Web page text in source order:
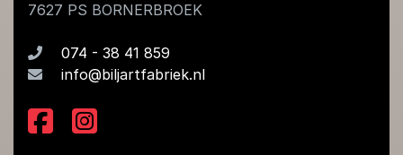
7627 PS BORNERBROEK
074 - 38 41 859
info@biljartfabriek.nl